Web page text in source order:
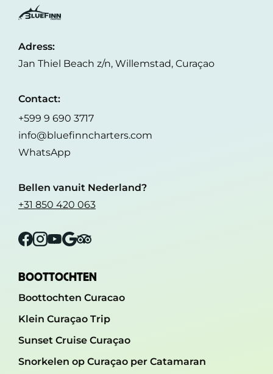
Adress:
Jan Thiel Beach z/n, Willemstad, Curaçao
Contact:
+599 9 690 3717
info@bluefinncharters.com
WhatsApp
Bellen vanuit Nederland?
+31 850 420 063
Facebook
Instagram
YouTube
GoogleTripadvisor
BOOTTOCHTEN
Boottochten Curacao
Klein Curaçao Trip
Sunset Cruise Curaçao
Snorkelen op Curaçao per Catamaran